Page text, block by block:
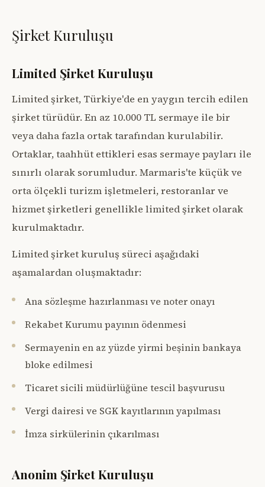
Şirket Kuruluşu
Limited Şirket Kuruluşu
Limited şirket, Türkiye'de en yaygın tercih edilen
şirket türüdür. En az 10.000 TL sermaye ile bir
veya daha fazla ortak tarafından kurulabilir.
Ortaklar, taahhüt ettikleri esas sermaye payları ile
sınırlı olarak sorumludur. Marmaris'te küçük ve
orta ölçekli turizm işletmeleri, restoranlar ve
hizmet şirketleri genellikle limited şirket olarak
kurulmaktadır.
Limited şirket kuruluş süreci aşağıdaki
aşamalardan oluşmaktadır:
Ana sözleşme hazırlanması ve noter onayı
Rekabet Kurumu payının ödenmesi
Sermayenin en az yüzde yirmi beşinin bankaya
bloke edilmesi
Ticaret sicili müdürlüğüne tescil başvurusu
Vergi dairesi ve SGK kayıtlarının yapılması
İmza sirkülerinin çıkarılması
Anonim Şirket Kuruluşu